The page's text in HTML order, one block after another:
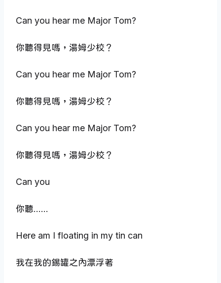
Can you hear me Major Tom?
你聽得見嗎，湯姆少校？
Can you hear me Major Tom?
你聽得見嗎，湯姆少校？
Can you hear me Major Tom?
你聽得見嗎，湯姆少校？
Can you
你聽……
Here am I floating in my tin can
我在我的錫罐之內漂浮著